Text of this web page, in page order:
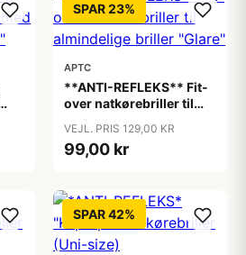
SPAR 23%
APTC
**ANTI-REFLEKS** Fit-
over natkørebriller til
"Glare"
VEJL. PRIS 129,00 KR
99,00 kr
SPAR 42%